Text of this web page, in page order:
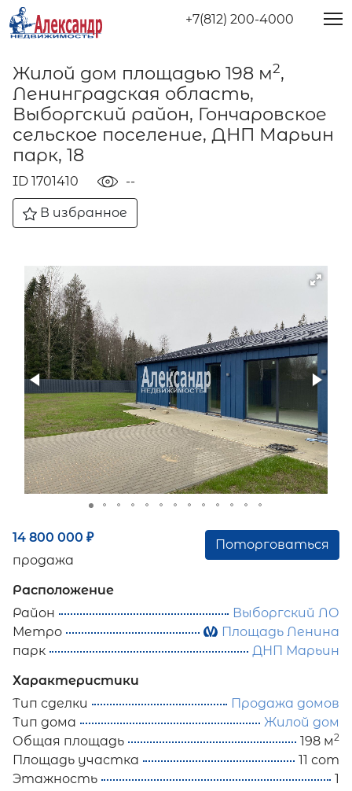
+7(812) 200-4000
Жилой дом площадью 198 м2,
Ленинградская область,
Выборгский район, Гончаровское
сельское поселение, ДНП Марьин
парк, 18
ID 1701410 --
В избранное
14 800 000 ₽
продажа
Поторговаться
Расположение
Район
Выборгский ЛО
Метро
Площадь Ленина
парк
ДНП Марьин
Характеристики
Тип сделки
Продажа домов
Тип дома
Жилой дом
Общая площадь
198 м2
Площадь участка
11 сот
Этажность
1